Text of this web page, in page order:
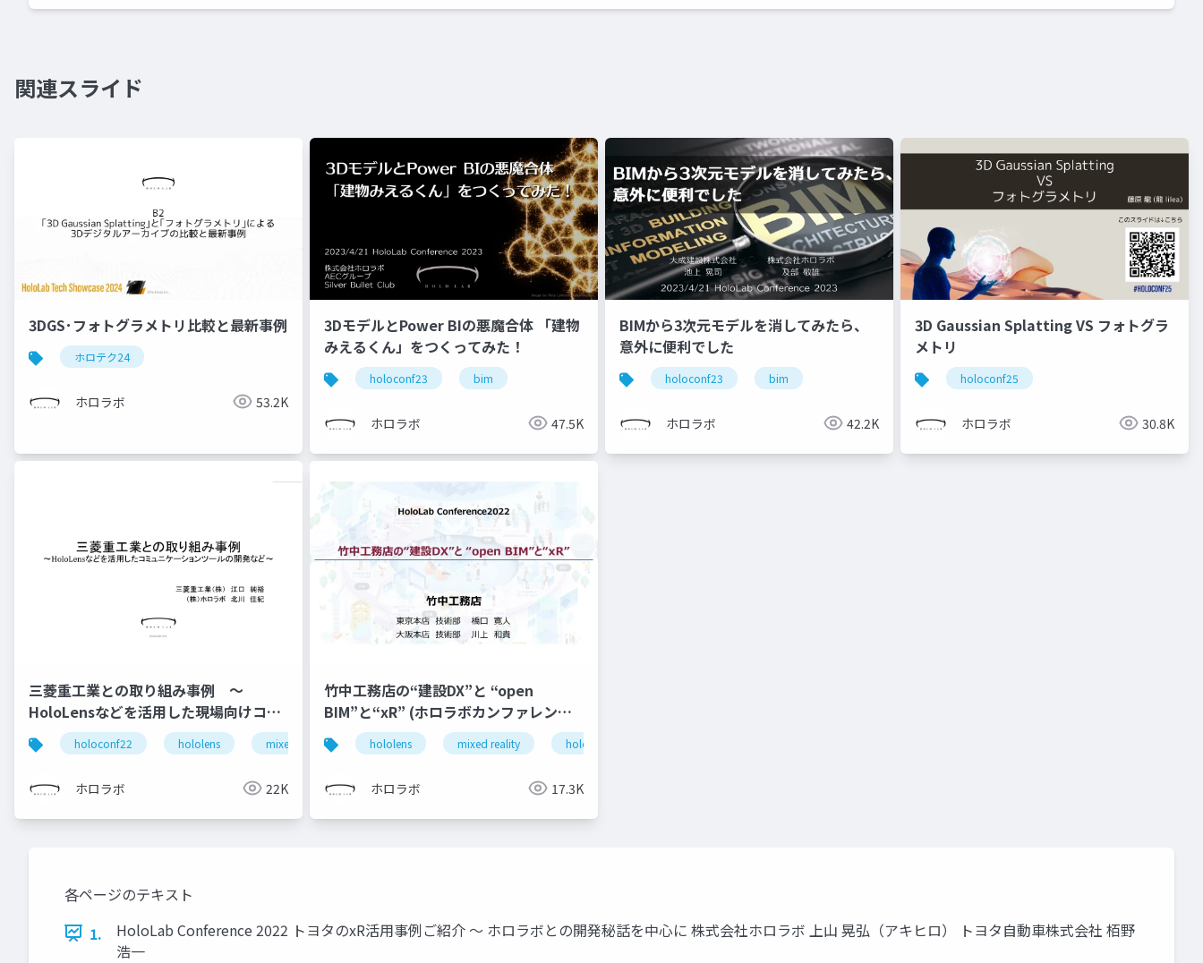
関連スライド
3DGS･フォトグラメトリ比較と最新事例
ホロテク24
ホロラボ 53.2K
3DモデルとPower BIの悪魔合体 「建物
みえるくん」をつくってみた！
holoconf23 bim
ホロラボ 47.5K
BIMから3次元モデルを消してみたら、
意外に便利でした
holoconf23 bim
ホロラボ 42.2K
3D Gaussian Splatting VS フォトグラ
メトリ
holoconf25
ホロラボ 30.8K
三菱重工業との取り組み事例 ～
HoloLensなどを活用した現場向けコミ
ュニケーションツールの開発～
holoconf22 hololens mixed reality
ホロラボ 22K
⽵中⼯務店の“建設DX”と “open
BIM”と“xR” (ホロラボカンファレンス
2022 株式会社竹中工務店 橋口様、川上
様 発表スライド)
hololens mixed reality holoconf22
ホロラボ 17.3K
各ページのテキスト
1.
HoloLab Conference 2022 トヨタのxR活用事例ご紹介 ～ ホロラボとの開発秘話を中心に 株式会社ホロラボ 上山 晃弘（アキヒロ） トヨタ自動車株式会社 栢野
浩一